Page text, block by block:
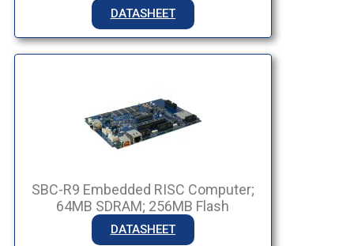
DATASHEET
SBC-R9 Embedded RISC Computer;
64MB SDRAM; 256MB Flash
DATASHEET